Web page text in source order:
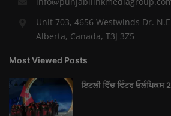
Unit 703, 4656 Westwinds Dr.
Alberta, Canada, T3J 3Z5
Most Viewed Posts
ਇਟਲੀ ਵਿੱਚ ਵਿੰਟਰ ਓਲੰਪਿਕਸ